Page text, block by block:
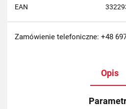
EAN
Zamówienie telefoniczne: +48
Opis